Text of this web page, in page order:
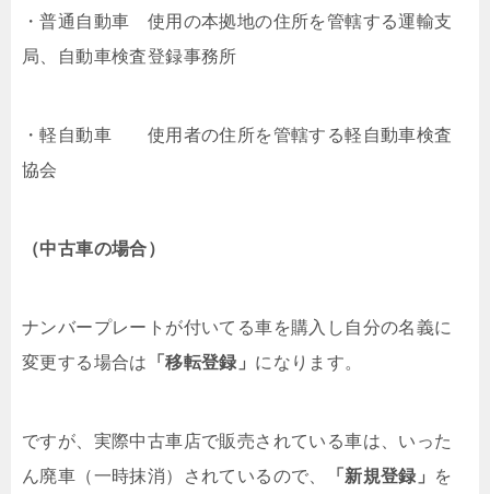
・普通自動車 使用の本拠地の住所を管轄する運輸支
局、自動車検査登録事務所
・軽自動車 使用者の住所を管轄する軽自動車検査
協会
（中古車の場合）
ナンバープレートが付いてる車を購入し自分の名義に
変更する場合は
「移転登録」 になります。
ですが、実際中古車店で販売されている車は、いった
ん廃車（一時抹消）されているので、
「新規登録」
を